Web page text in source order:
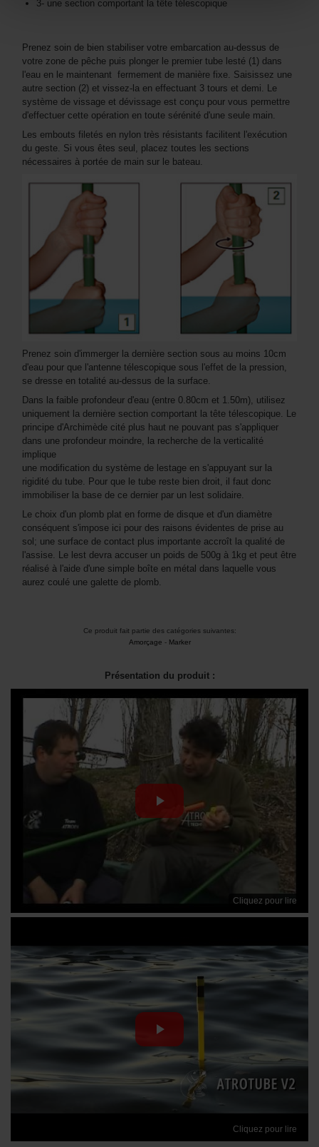
3- une section comportant la tête télescopique
Prenez soin de bien stabiliser votre embarcation au-dessus de
votre zone de pêche puis plonger le premier tube lesté (1) dans
l'eau en le maintenant fermement de manière fixe. Saisissez une
autre section (2) et vissez-la en effectuant 3 tours et demi. Le
système de vissage et dévissage est conçu pour vous permettre
d'effectuer cette opération en toute sérénité d'une seule main.
Les embouts filetés en nylon très résistants facilitent l'exécution
du geste. Si vous êtes seul, placez toutes les sections
nécessaires à portée de main sur le bateau.
Prenez soin d'immerger la dernière section sous au moins 10cm
d'eau pour que l'antenne télescopique sous l'effet de la pression,
se dresse en totalité au-dessus de la surface.
Dans la faible profondeur d'eau (entre 0.80cm et 1.50m), utilisez
uniquement la dernière section comportant la tête télescopique. Le
principe d'Archimède cité plus haut ne pouvant pas s'appliquer
dans une profondeur moindre, la recherche de la verticalité
implique
une modification du système de lestage en s'appuyant sur la
rigidité du tube. Pour que le tube reste bien droit, il faut donc
immobiliser la base de ce dernier par un lest solidaire.
Le choix d'un plomb plat en forme de disque et d'un diamètre
conséquent s'impose ici pour des raisons évidentes de prise au
sol; une surface de contact plus importante accroît la qualité de
l'assise. Le lest devra accuser un poids de 500g à 1kg et peut être
réalisé à l'aide d'une simple boîte en métal dans laquelle vous
aurez coulé une galette de plomb.
Ce produit fait partie des catégories suivantes:
Amorçage - Marker
Présentation du produit :
Cliquez pour lire
Cliquez pour lire